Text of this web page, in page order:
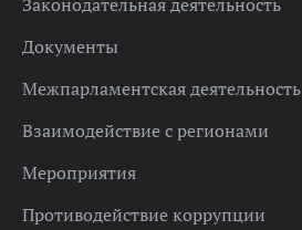
Законодательная деятельность
Документы
Межпарламентская деятельность
Взаимодействие с регионами
Мероприятия
Противодействие коррупции